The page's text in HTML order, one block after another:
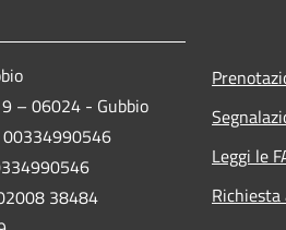
9 – 06024 - Gubbio
00334990546
38484
Leggi le